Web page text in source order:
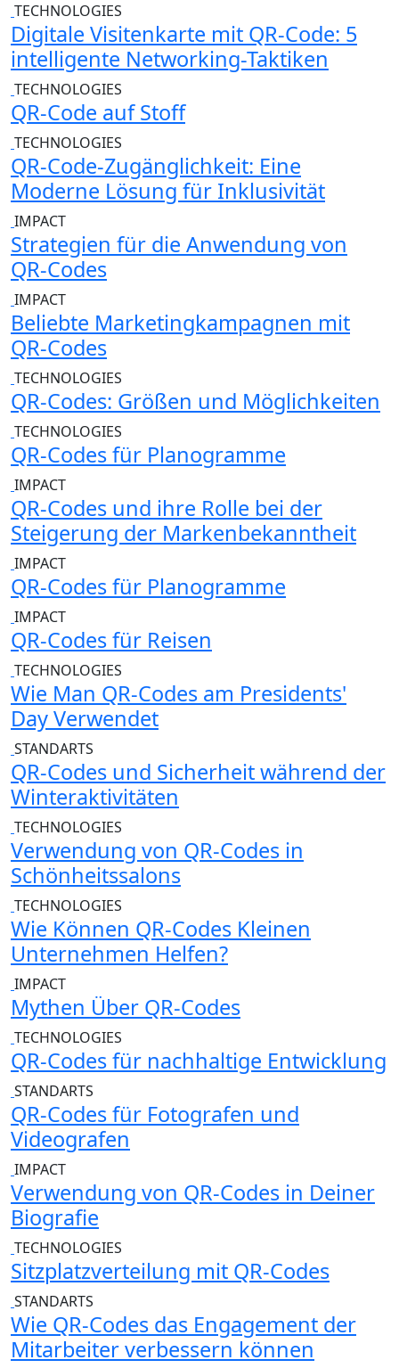
TECHNOLOGIES
Digitale Visitenkarte mit QR-Code: 5
intelligente Networking-Taktiken
TECHNOLOGIES
QR-Code auf Stoff
TECHNOLOGIES
QR-Code-Zugänglichkeit: Eine
Moderne Lösung für Inklusivität
IMPACT
Strategien für die Anwendung von
QR-Codes
IMPACT
Beliebte Marketingkampagnen mit
QR-Codes
TECHNOLOGIES
QR-Codes: Größen und Möglichkeiten
TECHNOLOGIES
QR-Codes für Planogramme
IMPACT
QR-Codes und ihre Rolle bei der
Steigerung der Markenbekanntheit
IMPACT
QR-Codes für Planogramme
IMPACT
QR-Codes für Reisen
TECHNOLOGIES
Wie Man QR-Codes am Presidents'
Day Verwendet
STANDARTS
QR-Codes und Sicherheit während der
Winteraktivitäten
TECHNOLOGIES
Verwendung von QR-Codes in
Schönheitssalons
TECHNOLOGIES
Wie Können QR-Codes Kleinen
Unternehmen Helfen?
IMPACT
Mythen Über QR-Codes
TECHNOLOGIES
QR-Codes für nachhaltige Entwicklung
STANDARTS
QR-Codes für Fotografen und
Videografen
IMPACT
Verwendung von QR-Codes in Deiner
Biografie
TECHNOLOGIES
Sitzplatzverteilung mit QR-Codes
STANDARTS
Wie QR-Codes das Engagement der
Mitarbeiter verbessern können